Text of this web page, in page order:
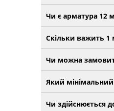
Чи є арматура 12
Скільки важить
Чи можна
Який
Чи здійснюється